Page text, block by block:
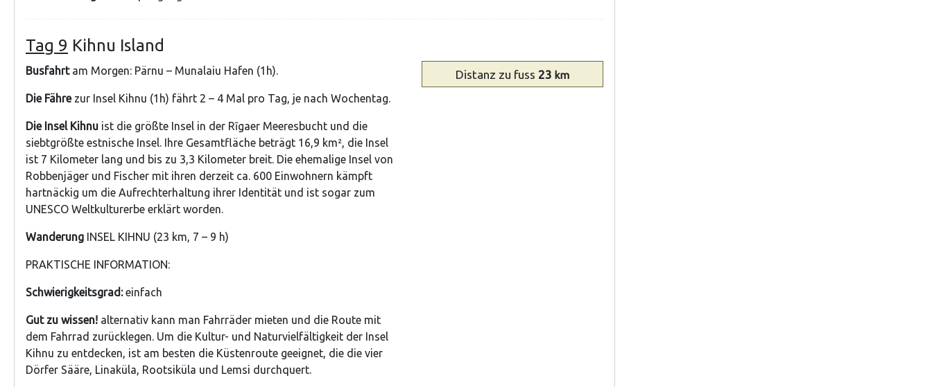
Tag 9 Kihnu Island
Busfahrtam Morgen: Pärnu – Munalaiu Hafen (1h).
Die Fährezur Insel Kihnu (1h) fährt 2 – 4 Mal pro Tag, je nach Wochentag.
Die Insel Kihnu ist die größte Insel in der Rīgaer Meeresbucht und die
siebtgrößte estnische Insel. Ihre Gesamtfläche beträgt 16,9 km², die Insel
ist 7 Kilometer lang und bis zu 3,3 Kilometer breit. Die ehemalige Insel von
Robbenjäger und Fischer mit ihren derzeit ca. 600 Einwohnern kämpft
hartnäckig um die Aufrechterhaltung ihrer Identität und ist sogar zum
UNESCO Weltkulturerbe erklärt worden.
Wanderung INSEL KIHNU (23 km, 7 – 9 h)
PRAKTISCHE INFORMATION:
Schwierigkeitsgrad:einfach
Gut zu wissen! alternativ kann man Fahrräder mieten und die Route mit
dem Fahrrad zurücklegen. Um die Kultur- und Naturvielfältigkeit der Insel
Kihnu zu entdecken, ist am besten die Küstenroute geeignet, die die vier
Dörfer Sääre, Linaküla, Rootsiküla und Lemsi durchquert.
Distanz zu fuss 23 km